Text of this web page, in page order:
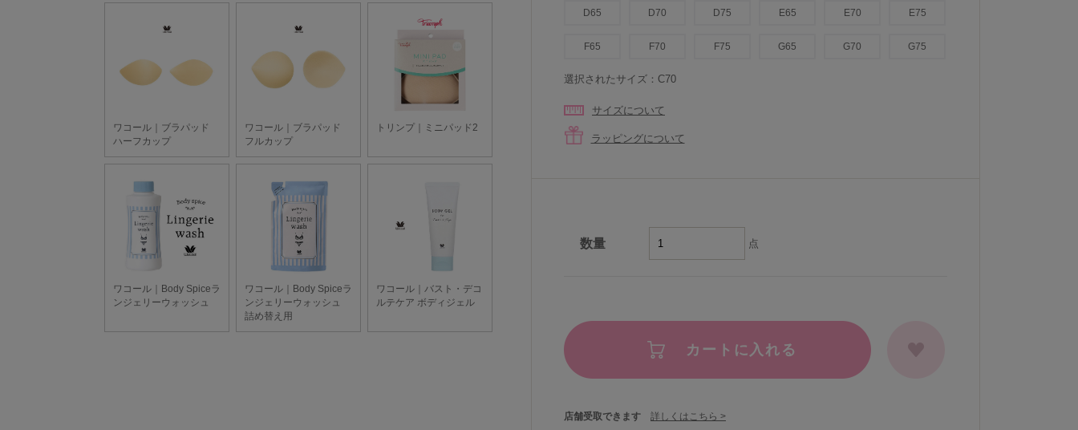
D65 D70 D75 E65 E70 E75
F65 F70 F75 G65 G70 G75
選択されたサイズ：C70
サイズについて
ラッピングについて
数量 点
カートに入れる
店舗受取できます 詳しくはこちら >